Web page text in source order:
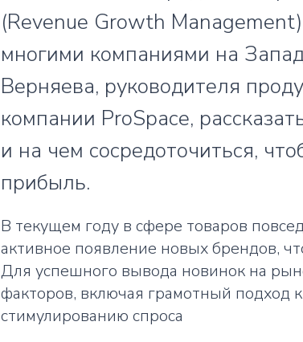
(Revenue Growth
многими компаниями на
Верняева, руководителя
компании ProSpace,
и на чем сосредоточиться,
прибыль.
В текущем году в сфере товаров
активное появление новых брендов,
Для успешного вывода новинок на
факторов, включая грамотный подход
стимулированию спроса